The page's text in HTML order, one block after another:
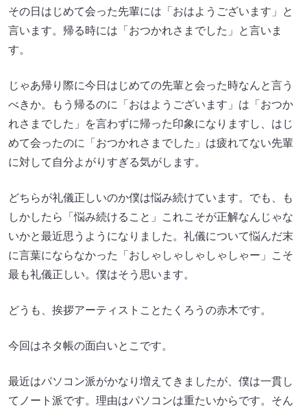
その日はじめて会った先輩には「おはようございます」と
言います。帰る時には「おつかれさまでした」と言いま
す。
じゃあ帰り際に今日はじめての先輩と会った時なんと言う
べきか。もう帰るのに「おはようございます」は「おつか
れさまでした」を言わずに帰った印象になりますし、はじ
めて会ったのに「おつかれさまでした」は疲れてない先輩
に対して自分よがりすぎる気がします。
どちらが礼儀正しいのか僕は悩み続けています。でも、も
しかしたら「悩み続けること」これこそが正解なんじゃな
いかと最近思うようになりました。礼儀について悩んだ末
に言葉にならなかった「おしゃしゃしゃしゃしゃー」こそ
最も礼儀正しい。僕はそう思います。
どうも、挨拶アーティストことたくろうの赤木です。
今回はネタ帳の面白いとこです。
最近はパソコン派がかなり増えてきましたが、僕は一貫し
てノート派です。理由はパソコンは重たいからです。そん